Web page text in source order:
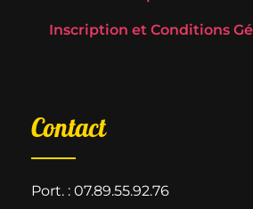
Inscription et Conditions
Contact
Port. : 07.89.55.92.76